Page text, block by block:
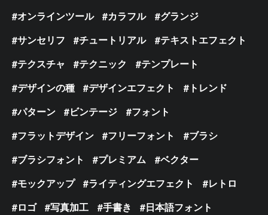
オンラインツール
カラフル
グランジ
サンセリフ
チュートリアル
テキストエフェクト
テクスチャ
テクニック
テンプレート
デザインの種
デザインエフェクト
トレンド
パターン
ビンテージ
フォント
フラットデザイン
フリーフォント
ブラシ
ブラシフォント
プレミアム
ベクター
モックアップ
ライティングエフェクト
レトロ
ロゴ
写真加工 手書き
日本語フォント